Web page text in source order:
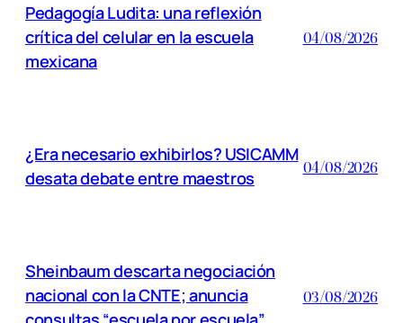
Pedagogía Ludita: una reflexión
crítica del celular en la escuela
mexicana
04/08/2026
¿Era necesario exhibirlos? USICAMM
desata debate entre maestros
04/08/2026
Sheinbaum descarta negociación
nacional con la CNTE; anuncia
03/08/2026